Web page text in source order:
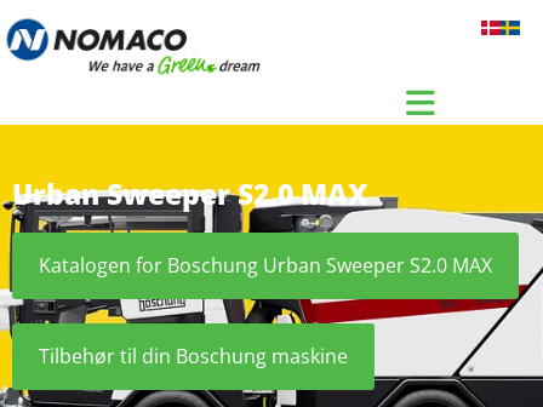
Gå til indhold
Urban Sweeper S2.0 MAX
Katalogen for Boschung Urban Sweeper S2.0 MAX
Tilbehør til din Boschung maskine